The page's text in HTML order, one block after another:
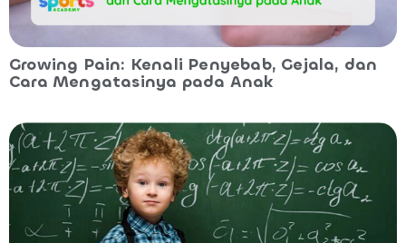
Growing Pain: Kenali Penyebab, Gejala, dan
Cara Mengatasinya pada Anak